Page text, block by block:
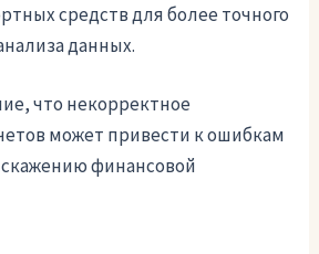
средств для более точного
данных.
что некорректное
может привести к ошибкам
финансовой